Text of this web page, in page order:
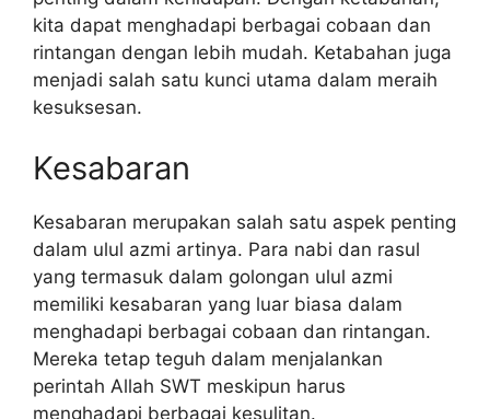
kita dapat menghadapi berbagai cobaan dan
rintangan dengan lebih mudah. Ketabahan juga
menjadi salah satu kunci utama dalam meraih
kesuksesan.
Kesabaran
Kesabaran merupakan salah satu aspek penting
dalam ulul azmi artinya. Para nabi dan rasul
yang termasuk dalam golongan ulul azmi
memiliki kesabaran yang luar biasa dalam
menghadapi berbagai cobaan dan rintangan.
Mereka tetap teguh dalam menjalankan
perintah Allah SWT meskipun harus
menghadapi berbagai kesulitan.